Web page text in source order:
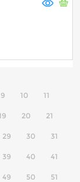
9 10 11
20 21
29 30 31
39 40 41
49 50 51